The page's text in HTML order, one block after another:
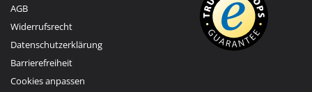
AGB
Widerrufsrecht
Datenschutzerklärung
Barrierefreiheit
Cookies anpassen